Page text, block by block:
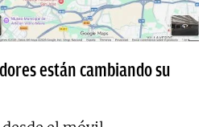
están cambiando su